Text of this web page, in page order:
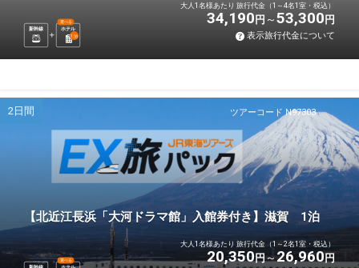
新幹線 ホテル
選べる
1 泊
大人1名様あたり 旅行代金（1～4名1室・税込）
34,190 円 53,300 円
表示旅行代金について
ツアーコード N97303
2日間
【北近江長浜「大河ドラマ館」入館券付き】滋賀 1泊
選べる
大人1名様あたり 旅行代金（1～2名1室・税込）
20,350円 26,960円